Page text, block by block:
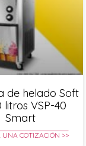
de helado Soft
litros VSP-40
Smart
UNA COTIZACIÓN >>